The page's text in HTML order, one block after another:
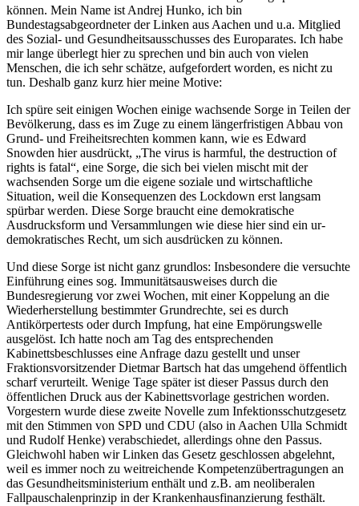
können. Mein Name ist Andrej Hunko, ich bin
Bundestagsabgeordneter der Linken aus Aachen und u.a. Mitglied
des Sozial- und Gesundheitsausschusses des Europarates. Ich habe
mir lange überlegt hier zu sprechen und bin auch von vielen
Menschen, die ich sehr schätze, aufgefordert worden, es nicht zu
tun. Deshalb ganz kurz hier meine Motive:
Ich spüre seit einigen Wochen einige wachsende Sorge in Teilen der
Bevölkerung, dass es im Zuge zu einem längerfristigen Abbau von
Grund- und Freiheitsrechten kommen kann, wie es Edward
Snowden hier ausdrückt, „The virus is harmful, the destruction of
rights is fatal“, eine Sorge, die sich bei vielen mischt mit der
wachsenden Sorge um die eigene soziale und wirtschaftliche
Situation, weil die Konsequenzen des Lockdown erst langsam
spürbar werden. Diese Sorge braucht eine demokratische
Ausdrucksform und Versammlungen wie diese hier sind ein ur-
demokratisches Recht, um sich ausdrücken zu können.
Und diese Sorge ist nicht ganz grundlos: Insbesondere die versuchte
Einführung eines sog. Immunitätsausweises durch die
Bundesregierung vor zwei Wochen, mit einer Koppelung an die
Wiederherstellung bestimmter Grundrechte, sei es durch
Antikörpertests oder durch Impfung, hat eine Empörungswelle
ausgelöst. Ich hatte noch am Tag des entsprechenden
Kabinettsbeschlusses eine Anfrage dazu gestellt und unser
Fraktionsvorsitzender Dietmar Bartsch hat das umgehend öffentlich
scharf verurteilt. Wenige Tage später ist dieser Passus durch den
öffentlichen Druck aus der Kabinettsvorlage gestrichen worden.
Vorgestern wurde diese zweite Novelle zum Infektionsschutzgesetz
mit den Stimmen von SPD und CDU (also in Aachen Ulla Schmidt
und Rudolf Henke) verabschiedet, allerdings ohne den Passus.
Gleichwohl haben wir Linken das Gesetz geschlossen abgelehnt,
weil es immer noch zu weitreichende Kompetenzübertragungen an
das Gesundheitsministerium enthält und z.B. am neoliberalen
Fallpauschalenprinzip in der Krankenhausfinanzierung festhält.